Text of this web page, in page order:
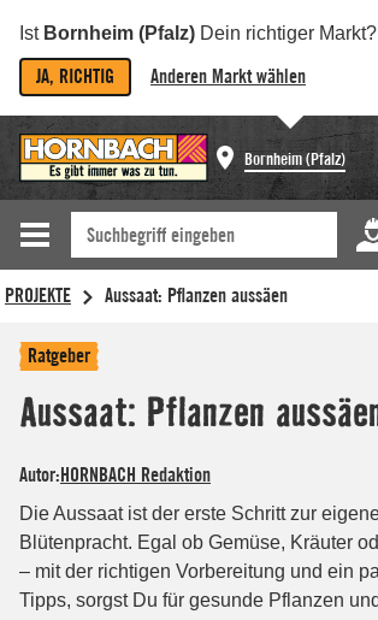
Ist Bornheim (Pfalz) Dein richtiger Markt?
JA, RICHTIG Anderen Markt wählen
Bornheim (Pfalz)